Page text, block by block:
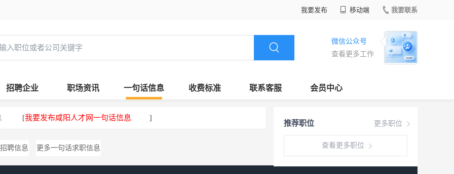
我要发布 移动端 我要联系
微信公众号
查看更多工作
招聘企业 职场资讯 一句话信息 收费标准 联系客服 会员中心
更多职位
推荐职位
查看更多职位
[我要发布咸阳人才网一句话信息 ]
聘信息 更多一句话求职信息